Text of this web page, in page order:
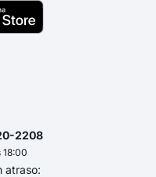
2208
atraso: